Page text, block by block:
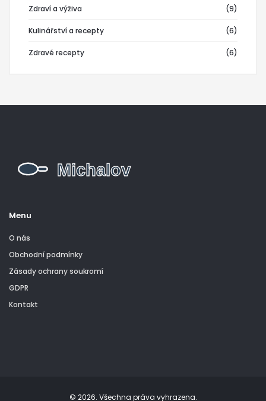
Zdraví a výživa (9)
Kulinářství a recepty (6)
Zdravé recepty (6)
Menu
O nás
Obchodní podmínky
Zásady ochrany soukromí
GDPR
Kontakt
© 2026. Všechna práva vyhrazena.